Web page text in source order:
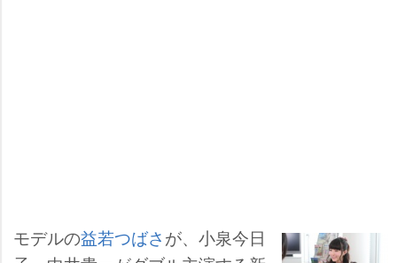
モデルの益若つばさが、小泉今日